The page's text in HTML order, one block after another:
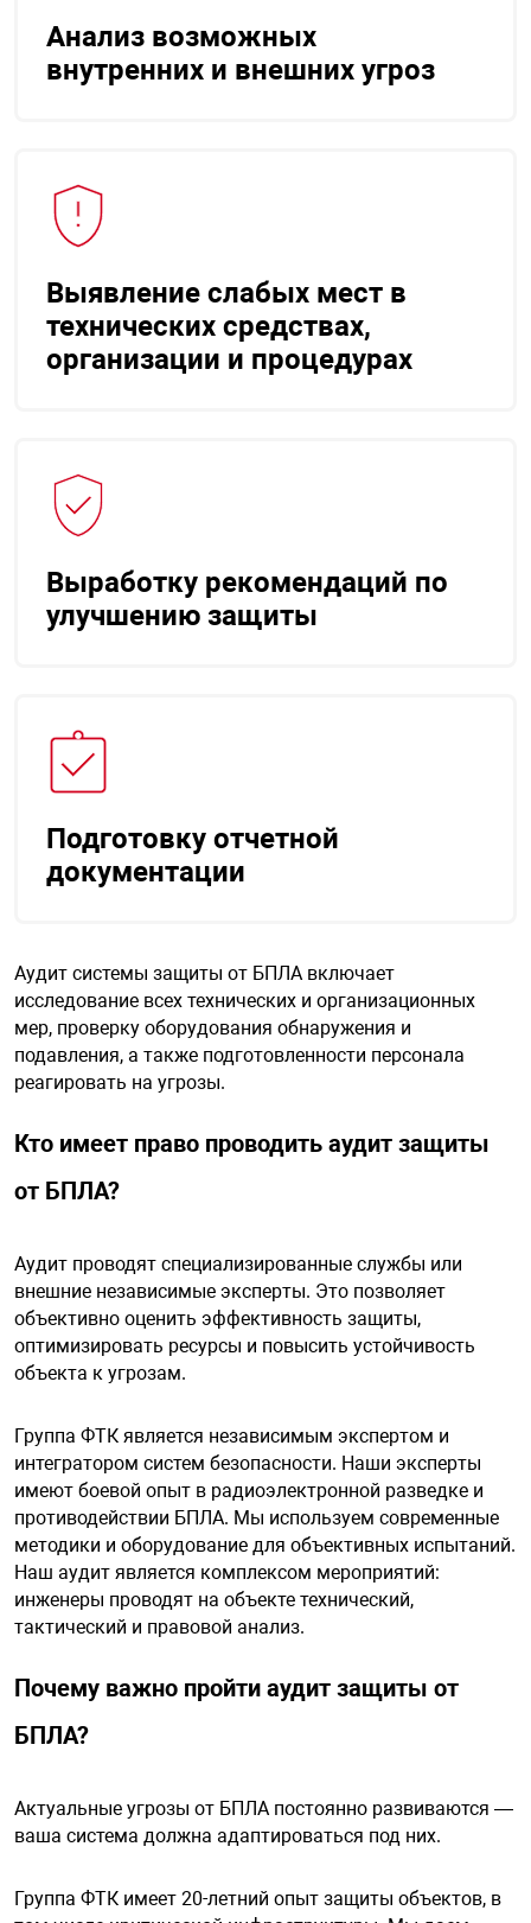
Анализ возможных
внутренних и внешних угроз
Выявление слабых мест в
технических средствах,
организации и процедурах
Выработку рекомендаций по
улучшению защиты
Подготовку отчетной
документации
Аудит системы защиты от БПЛА включает
исследование всех технических и организационных
мер, проверку оборудования обнаружения и
подавления, а также подготовленности персонала
реагировать на угрозы.
Кто имеет право проводить аудит защиты
от БПЛА?
Аудит проводят специализированные службы или
внешние независимые эксперты. Это позволяет
объективно оценить эффективность защиты,
оптимизировать ресурсы и повысить устойчивость
объекта к угрозам.
Группа ФТК является независимым экспертом и
интегратором систем безопасности. Наши эксперты
имеют боевой опыт в радиоэлектронной разведке и
противодействии БПЛА. Мы используем современные
методики и оборудование для объективных испытаний.
Наш аудит является комплексом мероприятий:
инженеры проводят на объекте технический,
тактический и правовой анализ.
Почему важно пройти аудит защиты от
БПЛА?
Актуальные угрозы от БПЛА постоянно развиваются —
ваша система должна адаптироваться под них.
Группа ФТК имеет 20-летний опыт защиты объектов, в